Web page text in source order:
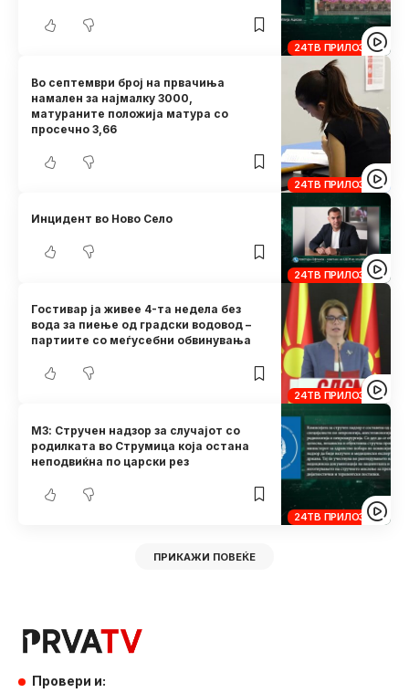
24ТВ ПРИЛОЗИ
24ТВ ПРИЛОЗИ
Во септември број на првачиња
намален за најмалку 3000,
матураните положија матура со
просечно 3,66
24ТВ ПРИЛОЗИ
Инцидент во Ново Село
24ТВ ПРИЛОЗИ
Гостивар ја живее 4-та недела без
вода за пиење од градски водовод –
партиите со меѓусебни обвинувања
24ТВ ПРИЛОЗИ
МЗ: Стручен надзор за случајот со
родилката во Струмица која остана
неподвиќна по царски рез
ПРИКАЖИ ПОВЕЌЕ
Провери и: